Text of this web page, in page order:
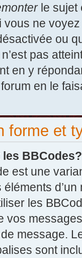
le sujet
vous ne
ou
pas
en y
en le
forme et
les BBCodes?
est une
éléments
les
vos
message.
sont